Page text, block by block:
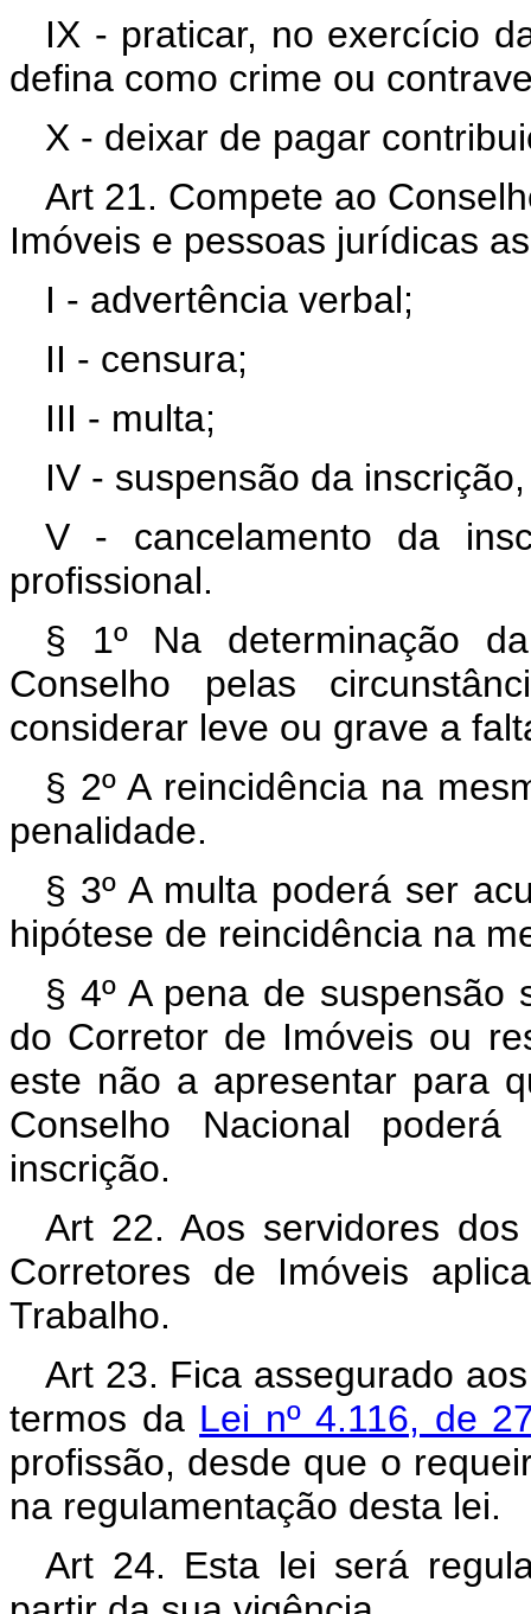
IX - praticar, no exercício
defina como crime ou
X - deixar de pagar
Art 21. Compete ao
Imóveis e pessoas jurídicas
I - advertência verbal;
II - censura;
III - multa;
IV - suspensão da
V - cancelamento da
profissional.
§ 1º Na determinação
Conselho pelas
considerar leve ou grave a
§ 2º A reincidência na
penalidade.
§ 3º A multa poderá ser
hipótese de reincidência na
§ 4º A pena de suspensão
do Corretor de Imóveis ou
este não a apresentar para
Conselho Nacional
inscrição.
Art 22. Aos servidores
Corretores de Imóveis
Trabalho.
Art 23. Fica assegurado
termos da Lei nº 4.116, de
profissão, desde que o
na regulamentação desta lei.
Art 24. Esta lei será